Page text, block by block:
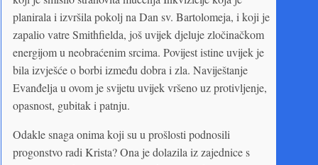
planirala i izvršila pokolj na Dan sv. Bartolomeja, i koji je
zapalio vatre Smithfielda, još uvijek djeluje zločinačkom
energijom u neobraćenim srcima. Povijest istine uvijek je
bila izvješće o borbi između dobra i zla. Naviještanje
Evanđelja u ovom je svijetu uvijek vršeno uz protivljenje,
opasnost, gubitak i patnju.
Odakle snaga onima koji su u prošlosti podnosili
progonstvo radi Krista? Ona je dolazila iz zajednice s